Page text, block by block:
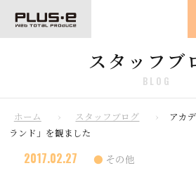
スタッフブ
BLOG
ホーム スタッフブログ
アカ
ランド」を観ました
2017.02.27 その他